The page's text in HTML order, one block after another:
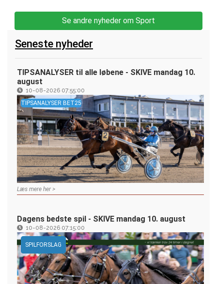
Se andre nyheder om Sport
Seneste nyheder
TIPSANALYSER til alle løbene - SKIVE mandag 10.
august
10-08-2026 07:55:00
TIPSANALYSER BET25
Læs mere her >
Dagens bedste spil - SKIVE mandag 10. august
10-08-2026 07:15:00
SPILFORSLAG